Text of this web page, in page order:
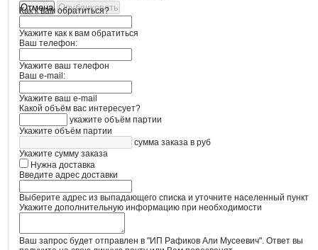
Отмена Опубликовать
Как к вам обратиться?
Укажите как к вам обратиться
Ваш телефон:
Укажите ваш телефон
Ваш e-mail:
Укажите ваш e-mail
Какой объём вас интересует?
укажите объём партии
Укажите объём партии
сумма заказа в руб
Укажите сумму заказа
Нужна доставка
Введите адрес доставки
Выберите адрес из выпадающего списка и уточните населенный пункт
Укажите дополнительную информацию при необходимости
Ваш запрос будет отправлен в "ИП Рафиков Али Мусеевич". Ответ вы